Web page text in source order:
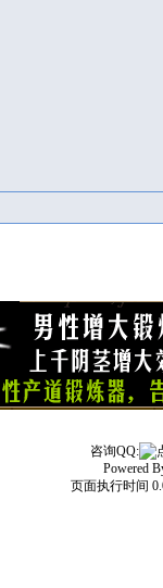
咨询QQ:
Powered
页面执行时间